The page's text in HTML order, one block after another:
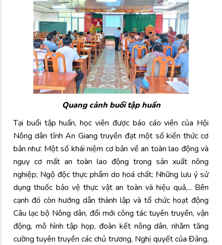
Quang cảnh buổi tập huấn
Tại buổi tập huấn, học viên được báo cáo viên của Hội
Nông dân tỉnh An Giang truyền đạt một số kiến thức cơ
bản như: Một số khái niệm cơ bản về an toàn lao động và
nguy cơ mất an toàn lao động trong sản xuất nông
nghiệp; Ngộ độc thực phẩm do hoá chất; Những lưu ý sử
dụng thuốc bảo vệ thực vật an toàn và hiệu quả,... Bên
cạnh đó còn hướng dẫn thành lập và tổ chức hoạt động
Câu lạc bộ Nông dân, đổi mới công tác tuyên truyền, vận
động, mô hình tập họp, đoàn kết nông dân, nhằm tăng
cường tuyên truyền các chủ trương, Nghị quyết của Đảng,